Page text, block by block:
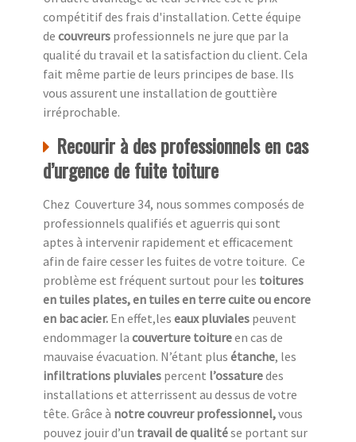
compétitif des frais d'installation. Cette équipe
de couvreurs professionnels ne jure que par la
qualité du travail et la satisfaction du client. Cela
fait même partie de leurs principes de base. Ils
vous assurent une installation de gouttière
irréprochable.
Recourir à des professionnels en cas
d’urgence de fuite toiture
Chez Couverture 34, nous sommes composés de
professionnels qualifiés et aguerris qui sont
aptes à intervenir rapidement et efficacement
afin de faire cesser les fuites de votre toiture. Ce
problème est fréquent surtout pour les toitures
en tuiles plates, en tuiles en terre cuite ou encore
en bac acier. En effet,les eaux pluviales peuvent
endommager la couverture toitureen cas de
mauvaise évacuation. N’étant plus étanche, les
infiltrations pluviales percent l’ossaturedes
installations et atterrissent au dessus de votre
tête. Grâce à notre couvreur professionnel,vous
pouvez jouir d’un travail de qualitése portant sur